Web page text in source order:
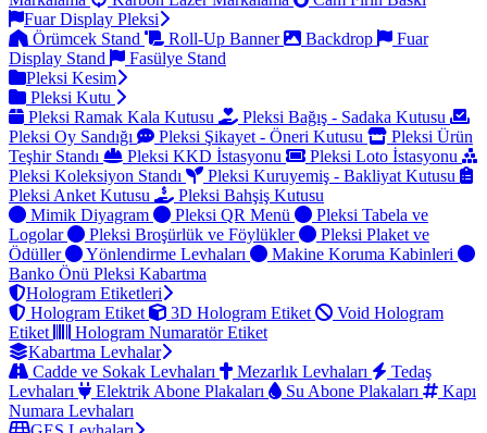
Fuar Display Pleksi
Örümcek Stand
Roll-Up Banner Backdrop
Fuar
Display Stand
Fasülye Stand
Pleksi Kesim
Pleksi Kutu
Pleksi Ramak Kala Kutusu
Pleksi Bağış - Sadaka Kutusu
Pleksi Oy Sandığı
Pleksi Şikayet - Öneri Kutusu
Pleksi Ürün
Teşhir Standı
Pleksi KKD İstasyonu
Pleksi Loto İstasyonu
Pleksi Koleksiyon Standı
Pleksi Kuruyemiş - Bakliyat Kutusu
Pleksi Anket Kutusu
Pleksi Bahşiş Kutusu
Mimik Diyagram
Pleksi QR Menü
Pleksi Tabela ve
Logolar
Pleksi Broşürlük ve Föylükler
Pleksi Plaket ve
Ödüller
Yönlendirme Levhaları
Makine Koruma Kabinleri
Banko Önü Pleksi Kabartma
Hologram Etiketleri
Hologram Etiket
3D Hologram Etiket
Void Hologram
Etiket
Hologram Numaratör Etiket
Kabartma Levhalar
Cadde ve Sokak Levhaları
Mezarlık Levhaları
Tedaş
Levhaları
Elektrik Abone Plakaları Su Abone Plakaları
Kapı
Numara Levhaları